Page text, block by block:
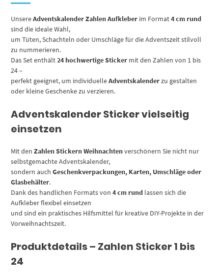
UnsereAdventskalender Zahlen Aufkleber im Format4 cm rund
sind die ideale Wahl,
um Tüten, Schachteln oder Umschläge für die Adventszeit stilvoll
zu nummerieren.
Das Set enthält24 hochwertige Sticker mit den Zahlen von 1 bis
24 –
perfekt geeignet, um individuelleAdventskalenderzu gestalten
oder kleine Geschenke zu verzieren.
Adventskalender Sticker vielseitig
einsetzen
Mit denZahlen Stickern Weihnachtenverschönern Sie nicht nur
selbstgemachte Adventskalender,
sondern auchGeschenkverpackungen, Karten, Umschläge oder
Glasbehälter.
Dank des handlichen Formats von4 cm rund lassen sich die
Aufkleber flexibel einsetzen
und sind ein praktisches Hilfsmittel für kreative DIY-Projekte in der
Vorweihnachtszeit.
Produktdetails – Zahlen Sticker 1 bis
24